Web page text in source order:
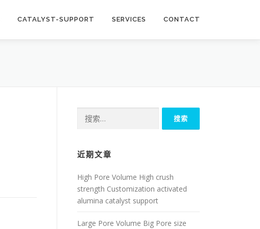
CATALYST-SUPPORT SERVICES CONTACT
索：
近期文章
High Pore Volume High crush
strength Customization activated
alumina catalyst support
Large Pore Volume Big Pore size